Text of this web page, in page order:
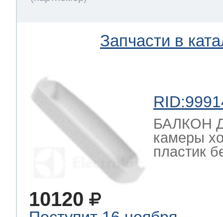
Запчасти в
БАЛКОН
камеры
пластик
10120